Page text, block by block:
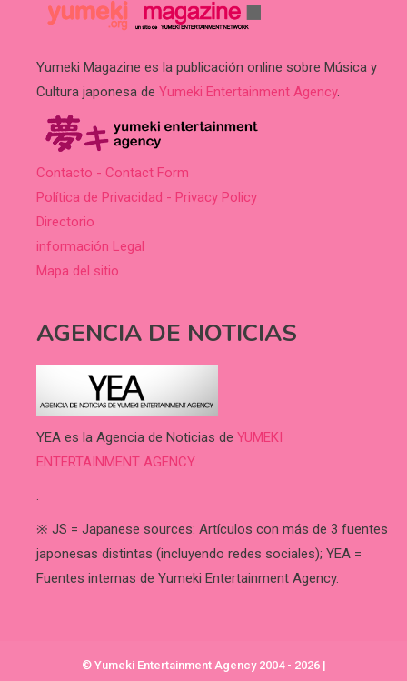
Yumeki Magazine es la publicación online sobre Música y
Cultura japonesa de Yumeki Entertainment Agency.
Contacto - Contact Form
Política de Privacidad - Privacy Policy
Directorio
información Legal
Mapa del sitio
AGENCIA DE NOTICIAS
YEA es la Agencia de Noticias de YUMEKI
ENTERTAINMENT AGENCY.
.
※ JS = Japanese sources: Artículos con más de 3 fuentes
japonesas distintas (incluyendo redes sociales); YEA =
Fuentes internas de Yumeki Entertainment Agency.
© Yumeki Entertainment Agency 2004 - 2026 |